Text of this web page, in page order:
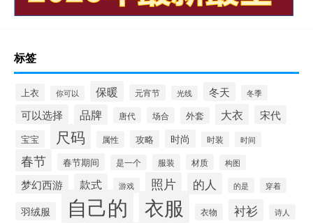
标签
上衣 你可以 保暖 元宵节 光线 冬天 冬季
可以选择 品牌 唐代 场合 外套 大衣 宋代
宝宝 尺码 属性 攻略 时尚 时装 时间
春节 春节期间 是一个 服装 材质 构图
梦幻西游 款式 游戏 照片 的人 的是 穿着
羽绒服 自己的 衣服 衣物 衬衫 诗人